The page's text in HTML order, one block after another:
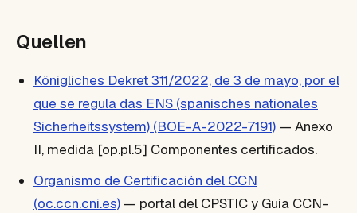
Quellen
Königliches Dekret 311/2022, de 3 de mayo, por el
que se regula das ENS (spanisches nationales
Sicherheitssystem) (BOE-A-2022-7191) — Anexo
II, medida [op.pl.5] Componentes certificados.
Organismo de Certificación del CCN
(oc.ccn.cni.es) — portal del CPSTIC y Guía CCN-